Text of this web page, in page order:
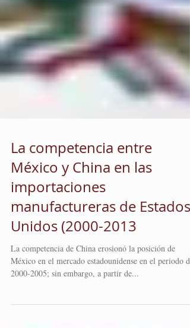
La competencia entre
México y China en las
importaciones
manufactureras de Estados
Unidos (2000-2013
La competencia de China erosionó la posición de